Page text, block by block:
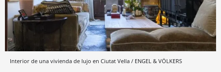
Interior de una vivienda de lujo en Ciutat Vella / ENGEL & VÖLKERS